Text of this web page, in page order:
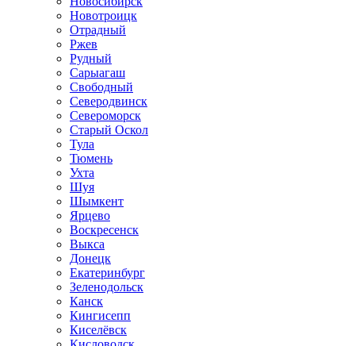
Новотроицк
Отрадный
Ржев
Рудный
Сарыагаш
Свободный
Северодвинск
Североморск
Старый Оскол
Тула
Тюмень
Ухта
Шуя
Шымкент
Ярцево
Воскресенск
Выкса
Донецк
Екатеринбург
Зеленодольск
Канск
Кингисепп
Киселёвск